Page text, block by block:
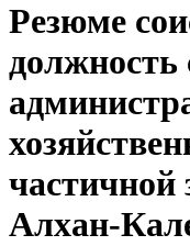
Резюме
должность
частичной
Алхан-